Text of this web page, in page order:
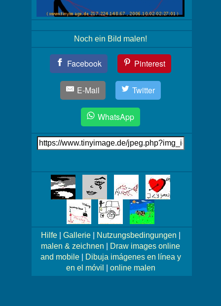
Noch ein Bild malen!
Facebook Pinterest
E-Mail Twitter
WhatsApp
Link
auf's
Mehr
Bilder!
Hilfe| Gallerie| Nutzungsbedingungen
malen & zeichnen
Draw images online
and mobile|
Dibuja imágenes en línea y
en el móvil
online malen